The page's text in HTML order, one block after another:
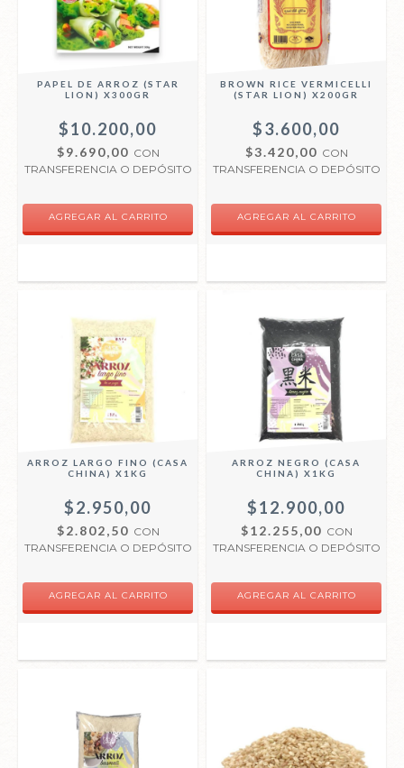
PAPEL DE ARROZ (STAR
LION) X300GR
$10.200,00
$9.690,00 CON
TRANSFERENCIA O DEPÓSITO
BROWN RICE VERMICELLI
(STAR LION) X200GR
$3.600,00
$3.420,00 CON
TRANSFERENCIA O DEPÓSITO
ARROZ LARGO FINO (CASA
CHINA) X1KG
$2.950,00
$2.802,50 CON
TRANSFERENCIA O DEPÓSITO
ARROZ NEGRO (CASA
CHINA) X1KG
$12.900,00
$12.255,00 CON
TRANSFERENCIA O DEPÓSITO